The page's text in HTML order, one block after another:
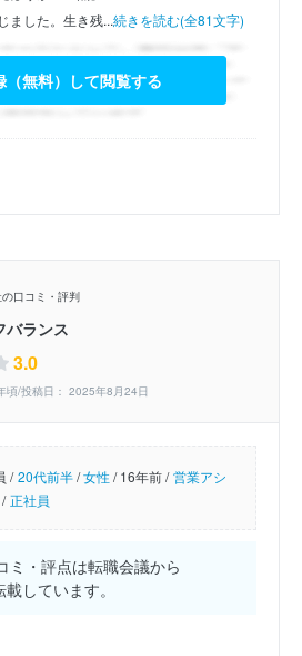
ました。生き残...続きを読む(全81文字)
（無料）して閲覧する
口コミ・評判
バランス
3.0
頃/投稿日： 2025年8月24日
/ 20代前半/女性/16年前 / 営業アシ
正社員
ミ・評点は転職会議から
載しています。